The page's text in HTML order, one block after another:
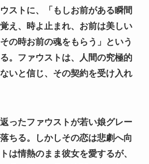
ストに、「もしお前がある瞬間
え、時よ止まれ、お前は美しい
の時お前の魂をもらう」という
。ファウストは、人間の究極的
いと信じ、その契約を受け入れ
ったファウストが若い娘グレー
ちる。しかしその恋は悲劇へ向
は情熱のまま彼女を愛するが、